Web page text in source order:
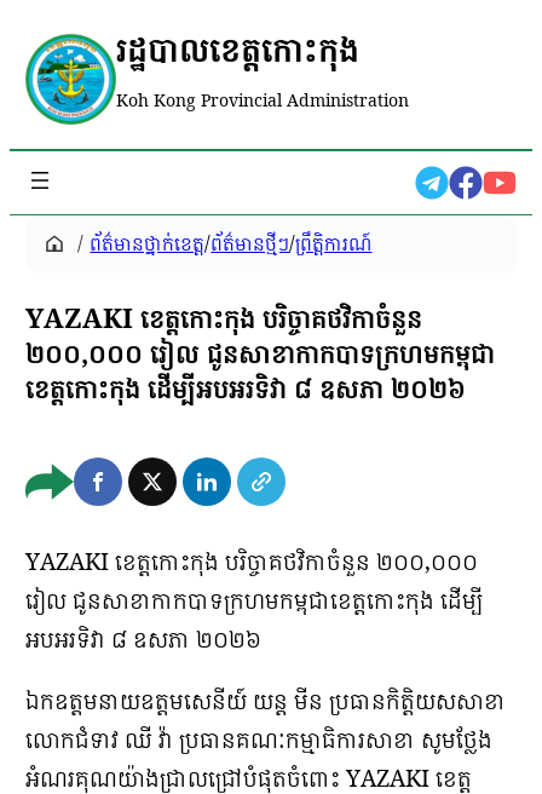
រដ្ឋបាលខេត្តកោះកុង
Koh Kong Provincial Administration
/ ព័ត៌មានថ្នាក់ខេត្ត/ព័ត៌មានថ្មីៗ/ព្រឹត្តិការណ៍
YAZAKI ខេត្តកោះកុង បរិច្ចាគថវិកាចំនួន
២០០,០០០ រៀល ជូនសាខាកាកបាទក្រហមកម្ពុជា​
ខេត្តកោះកុង ដើម្បីអបអរទិវា ៨ ឧសភា ២០២៦
YAZAKI ខេត្តកោះកុង បរិច្ចាគថវិកាចំនួន ២០០,០០០
រៀល ជូនសាខាកាកបាទក្រហមកម្ពុជា​ខេត្តកោះកុង ដើម្បី
អបអរទិវា ៨ ឧសភា ២០២៦
ឯកឧត្តមនាយឧត្តមសេនីយ៍ យន្ត មីន ប្រធានកិត្តិយសសាខា
លោកជំទាវ ឈី​ វ៉ា ប្រធានគណៈកម្មាធិការសាខា សូមថ្លែង
អំណរគុណយ៉ាងជ្រាលជ្រៅបំផុតចំពោះ YAZAKI ខេត្ត